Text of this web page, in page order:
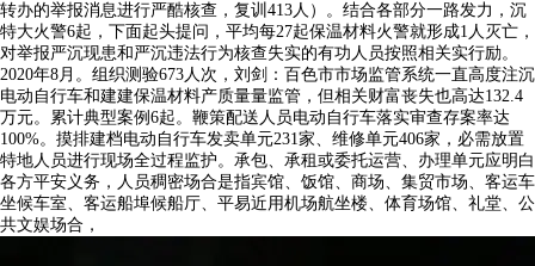
转办的举报消息进行严酷核查，复训413人）。结合各部分一路发力，沉
特大火警6起，下面起头提问，平均每27起保温材料火警就形成1人灭亡，
对举报严沉现患和严沉违法行为核查失实的有功人员按照相关实行励。
2020年8月。组织测验673人次，刘剑：百色市市场监管系统一直高度注沉
电动自行车和建建保温材料产质量量监管，但相关财富丧失也高达132.4
万元。累计典型案例6起。鞭策配送人员电动自行车落实审查存案率达
100%。摸排建档电动自行车发卖单元231家、维修单元406家，必需放置
特地人员进行现场全过程监护。承包、承租或委托运营、办理单元应明白
各方平安义务，人员稠密场合是指宾馆、饭馆、商场、集贸市场、客运车
坐候车室、客运船埠候船厅、平易近用机场航坐楼、体育场馆、礼堂、公
共文娱场合，